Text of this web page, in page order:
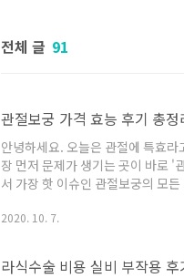
전체 글 91
관절보궁 가격 효능 후기 총정
안녕하세요. 오늘은 관절에 특효
장 먼저 문제가 생기는 곳이 바로 '
서 가장 핫 이슈인 관절보궁의 모
관절보궁은 2가지 형태로 나누어
2020. 10. 7.
라식수술 비용 실비 부작용 후